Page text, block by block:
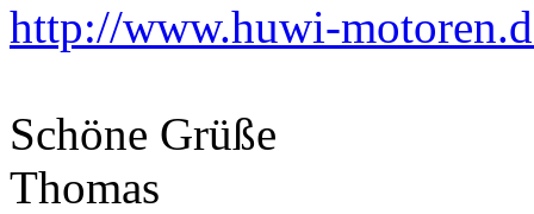
http://www.huwi-
Schöne Grüße
Thomas